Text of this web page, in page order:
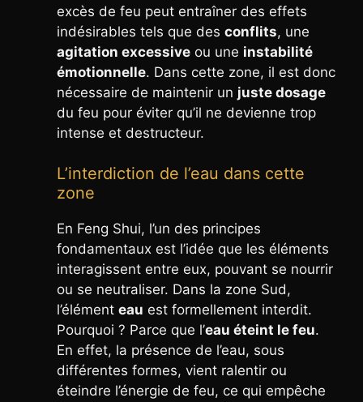
excès de feu peut entraîner des effets
indésirables tels que des conflits, une
agitation excessive ou une instabilité
émotionnelle. Dans cette zone, il est donc
nécessaire de maintenir un juste dosage
du feu pour éviter qu’il ne devienne trop
intense et destructeur.
L’interdiction de l’eau dans cette
zone
En Feng Shui, l’un des principes
fondamentaux est l’idée que les éléments
interagissent entre eux, pouvant se nourrir
ou se neutraliser. Dans la zone Sud,
l’élément eau est formellement interdit.
Pourquoi ? Parce que l’eau éteint le feu.
En effet, la présence de l’eau, sous
différentes formes, vient ralentir ou
éteindre l’énergie de feu, ce qui empêche